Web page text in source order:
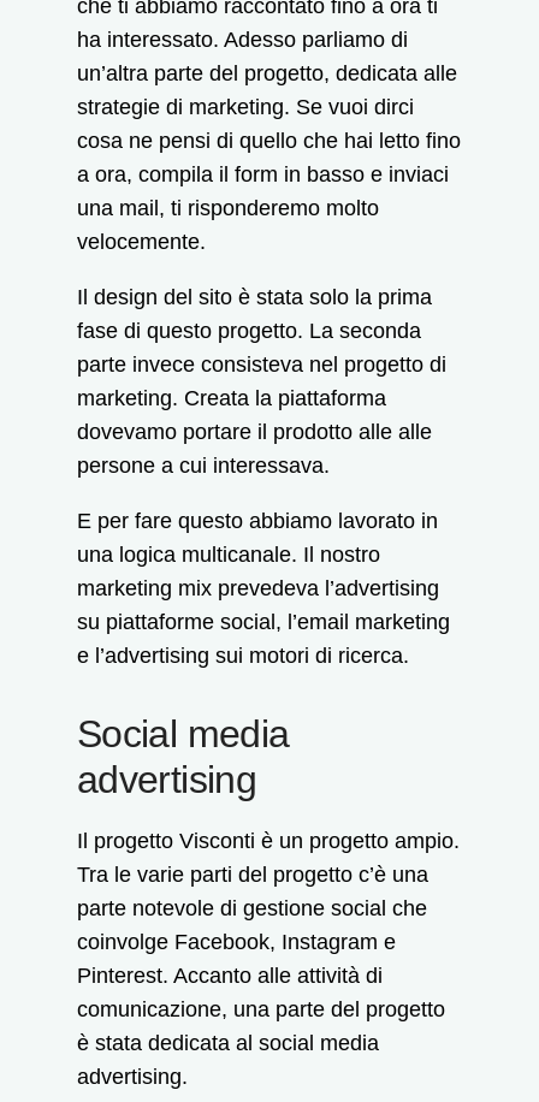
che ti abbiamo raccontato fino a ora ti
ha interessato. Adesso parliamo di
un’altra parte del progetto, dedicata alle
strategie di marketing. Se vuoi dirci
cosa ne pensi di quello che hai letto fino
a ora, compila il form in basso e inviaci
una mail, ti risponderemo molto
velocemente.
Il design del sito è stata solo la prima
fase di questo progetto. La seconda
parte invece consisteva nel progetto di
marketing. Creata la piattaforma
dovevamo portare il prodotto alle alle
persone a cui interessava.
E per fare questo abbiamo lavorato in
una logica multicanale. Il nostro
marketing mix prevedeva l’advertising
su piattaforme social, l’email marketing
e l’advertising sui motori di ricerca.
Social media
advertising
Il progetto Visconti è un progetto ampio.
Tra le varie parti del progetto c’è una
parte notevole di gestione social che
coinvolge Facebook, Instagram e
Pinterest. Accanto alle attività di
comunicazione, una parte del progetto
è stata dedicata al social media
advertising.